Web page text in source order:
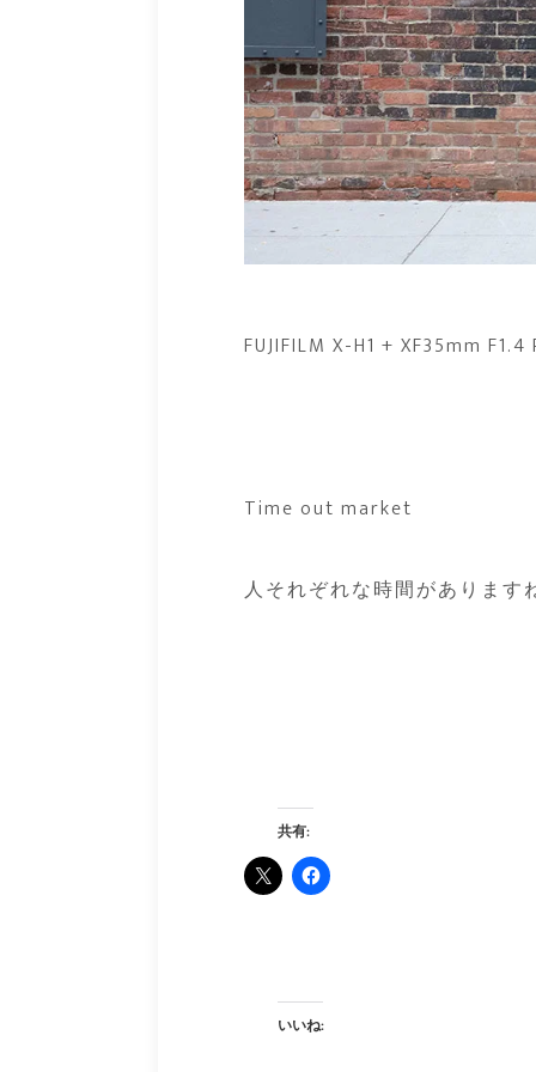
FUJIFILM X-H1 + XF35mm F1.4
Time out market
人それぞれな時間があります
共有:
いいね: